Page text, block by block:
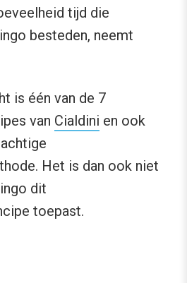
tijd die
besteden, neemt
is één van de 7
van Cialdini en ook
Het is dan ook niet
dit
toepast.